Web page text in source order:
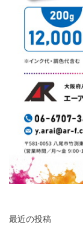
最近の投稿